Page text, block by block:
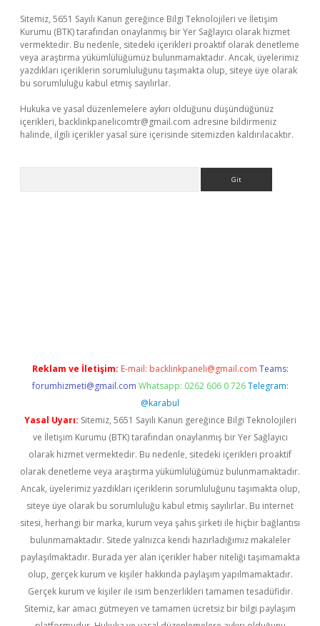
Sitemiz, 5651 Sayılı Kanun gereğince Bilgi Teknolojileri ve İletişim
Kurumu (BTK) tarafından onaylanmış bir Yer Sağlayıcı olarak hizmet
vermektedir. Bu nedenle, sitedeki içerikleri proaktif olarak denetleme
veya araştırma yükümlülüğümüz bulunmamaktadır. Ancak, üyelerimiz
yazdıkları içeriklerin sorumluluğunu taşımakta olup, siteye üye olarak
bu sorumluluğu kabul etmiş sayılırlar.
Hukuka ve yasal düzenlemelere aykırı olduğunu düşündüğünüz
içerikleri, backlinkpanelicomtr@gmail.com adresine bildirmeniz
halinde, ilgili içerikler yasal süre içerisinde sitemizden kaldırılacaktır.
Reklam ve İletişim: E-mail: backlinkpaneli@gmail.com Teams:
forumhizmeti@gmail.com Whatsapp: 0262 606 0 726 Telegram:
@karabul
Yasal Uyarı: Sitemiz, 5651 Sayılı Kanun gereğince Bilgi Teknolojileri
ve İletişim Kurumu (BTK) tarafından onaylanmış bir Yer Sağlayıcı
olarak hizmet vermektedir. Bu nedenle, sitedeki içerikleri proaktif
olarak denetleme veya araştırma yükümlülüğümüz bulunmamaktadır.
Ancak, üyelerimiz yazdıkları içeriklerin sorumluluğunu taşımakta olup,
siteye üye olarak bu sorumluluğu kabul etmiş sayılırlar. Bu internet
sitesi, herhangi bir marka, kurum veya şahıs şirketi ile hiçbir bağlantısı
bulunmamaktadır. Sitede yalnızca kendi hazırladığımız makaleler
paylaşılmaktadır. Burada yer alan içerikler haber niteliği taşımamakta
olup, gerçek kurum ve kişiler hakkında paylaşım yapılmamaktadır.
Gerçek kurum ve kişiler ile isim benzerlikleri tamamen tesadüfidir.
Sitemiz, kar amacı gütmeyen ve tamamen ücretsiz bir bilgi paylaşım